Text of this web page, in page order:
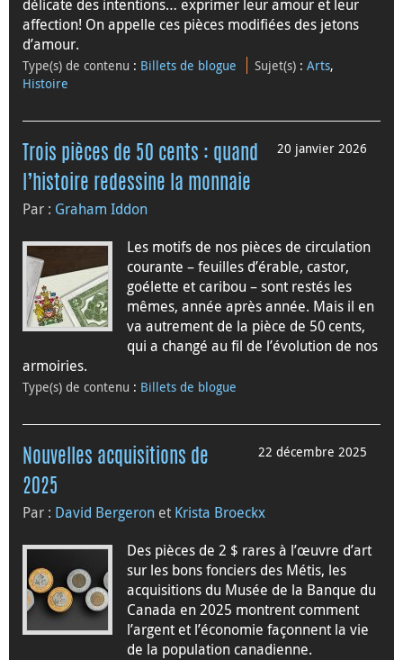
délicate des intentions… exprimer leur amour et leur
affection! On appelle ces pièces modifiées des jetons
d’amour.
Type(s) de contenu : Billets de blogue Sujet(s) :Arts,
Histoire
20 janvier 2026
Trois pièces de 50 cents : quand
l’histoire redessine la monnaie
Par : Graham Iddon
Les motifs de nos pièces de circulation
courante – feuilles d’érable, castor,
goélette et caribou – sont restés les
mêmes, année après année. Mais il en
va autrement de la pièce de 50 cents,
qui a changé au fil de l’évolution de nos
armoiries.
Type(s) de contenu : Billets de blogue
22 décembre 2025
Nouvelles acquisitions de
2025
Par : David Bergeron et Krista Broeckx
Des pièces de 2 $ rares à l’œuvre d’art
sur les bons fonciers des Métis, les
acquisitions du Musée de la Banque du
Canada en 2025 montrent comment
l’argent et l’économie façonnent la vie
de la population canadienne.